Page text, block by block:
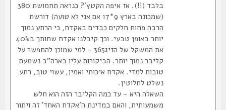
בלבד (!!). אז איפה הקטץ'? כנראה תחמושת 380
(שמכונה בארץ 9*17 אם אני לא טועה) דורשת
הרבה פחות חלקים כבדים באקדח, כי הרתע נמוך
יותר באופן טבעי. וכך קיבלנו אקדח שחותך ב40%
את המשקל של הזיג365 - למי שמוכן להתפשר על
קליבר נמוך יותר. הביקורות עליו בארה"ב נשמעת
טובות למדי. אקדח איכותי ואמין, עשוי טוב, רתע
נשלט לחלוטין.
השאלה היא - עד כמה הקליבר הזה הוא חלש
משמעותית, והאם במדינת ה'אקדח האחד' זה ויתור